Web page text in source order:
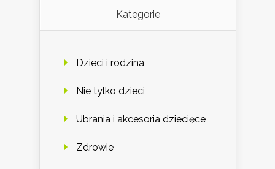
Kategorie
Dzieci i rodzina
Nie tylko dzieci
Ubrania i akcesoria dziecięce
Zdrowie